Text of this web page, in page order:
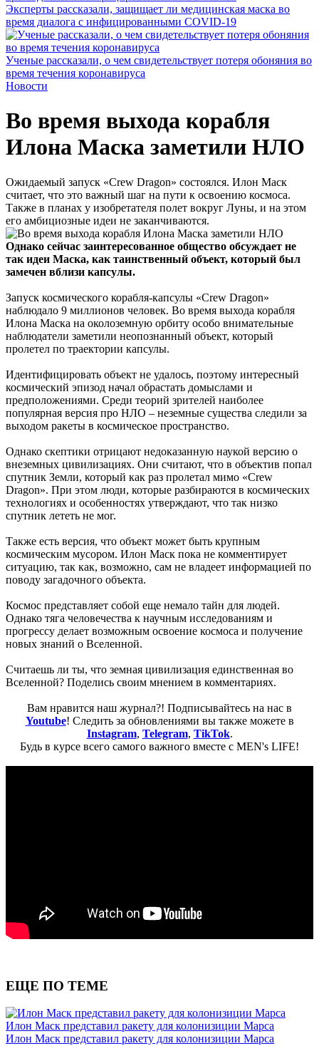
Эксперты рассказали, защищает ли медицинская маска во
время диалога с инфицированными COVID-19
Ученые рассказали, о чем свидетельствует потеря обоняния во
время течения коронавируса
Новости
Во время выхода корабля
Илона Маска заметили НЛО
Ожидаемый запуск «Crew Dragon» состоялся. Илон Маск
считает, что это важный шаг на пути к освоению космоса.
Также в планах у изобретателя полет вокруг Луны, и на этом
его амбициозные идеи не заканчиваются.
Однако сейчас заинтересованное общество обсуждает не
так идеи Маска, как таинственный объект, который был
замечен вблизи капсулы.
Запуск космического корабля-капсулы «Crew Dragon»
наблюдало 9 миллионов человек. Во время выхода корабля
Илона Маска на околоземную орбиту особо внимательные
наблюдатели заметили неопознанный объект, который
пролетел по траектории капсулы.
Идентифицировать объект не удалось, поэтому интересный
космический эпизод начал обрастать домыслами и
предположениями. Среди теорий зрителей наиболее
популярная версия про НЛО – неземные существа следили за
выходом ракеты в космическое пространство.
Однако скептики отрицают недоказанную наукой версию о
внеземных цивилизациях. Они считают, что в объектив попал
спутник Земли, который как раз пролетал мимо «Crew
Dragon». При этом люди, которые разбираются в космических
технологиях и особенностях утверждают, что так низко
спутник лететь не мог.
Также есть версия, что объект может быть крупным
космическим мусором. Илон Маск пока не комментирует
ситуацию, так как, возможно, сам не владеет информацией по
поводу загадочного объекта.
Космос представляет собой еще немало тайн для людей.
Однако тяга человечества к научным исследованиям и
прогрессу делает возможным освоение космоса и получение
новых знаний о Вселенной.
Считаешь ли ты, что земная цивилизация единственная во
Вселенной? Поделись своим мнением в комментариях.
Вам нравится наш журнал?! Подписывайтесь на нас в
Youtube! Следить за обновлениями вы также можете в
Instagram, Telegram, TikTok.
Будь в курсе всего самого важного вместе с MEN's LIFE!
ЕЩЕ ПО ТЕМЕ
Илон Маск представил ракету для колонизиции Марса
Илон Маск представил ракету для колонизиции Марса